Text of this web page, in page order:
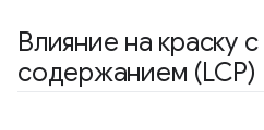
Влияние на краску
содержанием (LCP)